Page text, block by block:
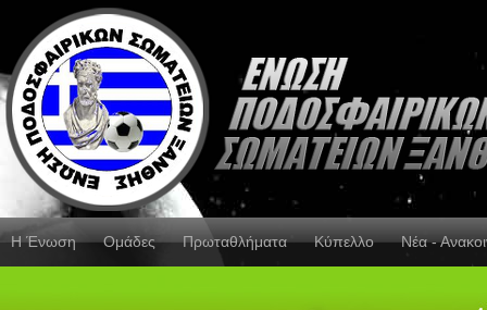
Η Ένωση Ομάδες Πρωταθλήματα Κύπελλο Νέα -